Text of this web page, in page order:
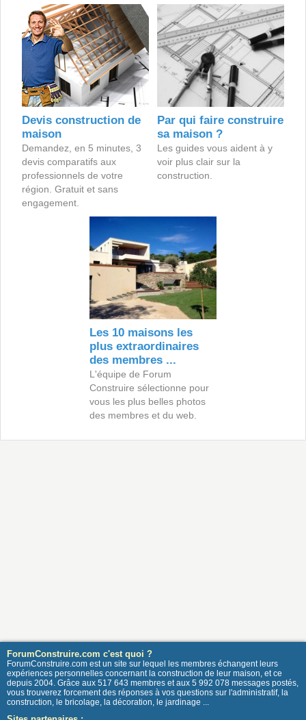
Devis construction de
maison
Demandez, en 5 minutes, 3
devis comparatifs aux
professionnels de votre
région. Gratuit et sans
engagement.
Par qui faire construire
sa maison ?
Les guides vous aident à y
voir plus clair sur la
construction.
Les 10 maisons les
plus extraordinaires
des membres ...
L'équipe de Forum
Construire sélectionne pour
vous les plus belles photos
des membres et du web.
ForumConstruire.com c'est quoi ?
ForumConstruire.com est un site sur lequel les membres échangent leurs
expériences personnelles concernant la construction de leur maison, et ce
depuis 2004. Grâce aux 517 643 membres et aux 5 992 078 messages postés,
vous trouverez forcement des réponses à vos questions sur l'administratif, la
construction, le bricolage, la décoration, le jardinage ...